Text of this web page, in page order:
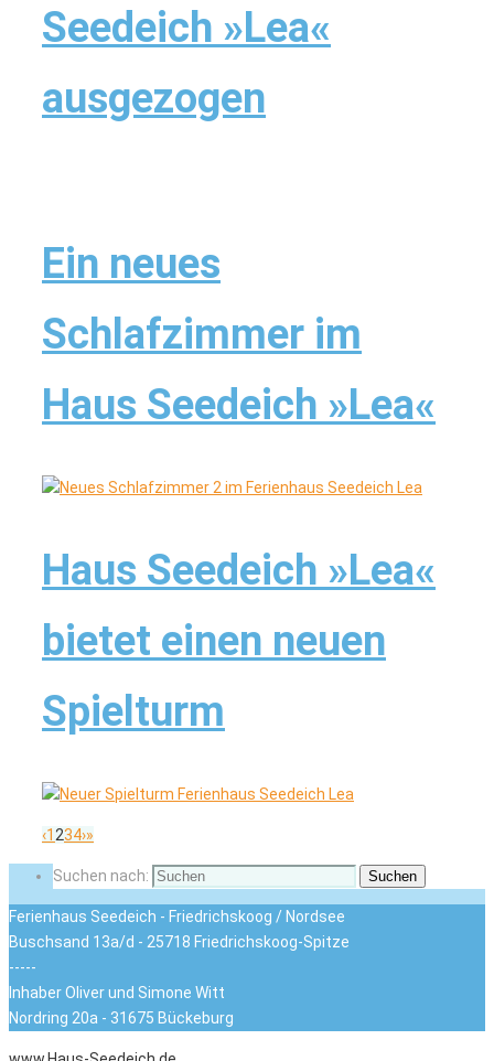
Seedeich »Lea«
ausgezogen
Ein neues
Schlafzimmer im
Haus Seedeich »Lea«
Haus Seedeich »Lea«
bietet einen neuen
Spielturm
‹1 234›»
Suchen nach: Suchen
Ferienhaus Seedeich - Friedrichskoog / Nordsee
Buschsand 13a/d - 25718 Friedrichskoog-Spitze
-----
Inhaber Oliver und Simone Witt
Nordring 20a - 31675 Bückeburg